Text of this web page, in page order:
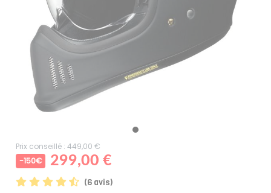
Prix conseillé : 449,00 €
-150€
299,00 €
(6 avis)